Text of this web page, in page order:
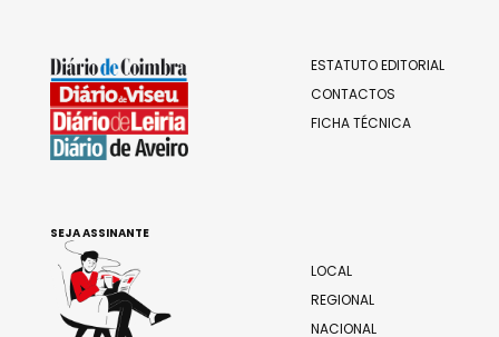
ESTATUTO EDITORIAL
CONTACTOS
FICHA TÉCNICA
LOCAL
REGIONAL
NACIONAL
SEJA ASSINANTE